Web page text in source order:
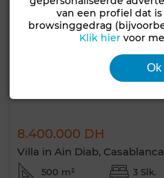
8.400.000 DH
Villa in Ain Diab, Casablanca
500 m² 3 Slk.
van een profiel dat
browsinggedrag
Klik hiervoor
Ok